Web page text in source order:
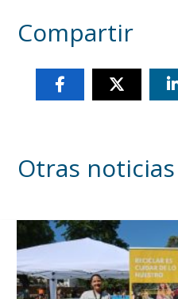
Compartir
Otras noticias